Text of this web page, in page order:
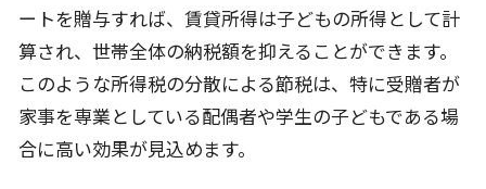
ートを贈与すれば、賃貸所得は子どもの所得として計
算され、世帯全体の納税額を抑えることができます。
このような所得税の分散による節税は、特に受贈者が
家事を専業としている配偶者や学生の子どもである場
合に高い効果が見込めます。